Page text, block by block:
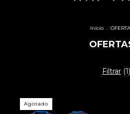
Inicio .
Filtrar (1)
Agotado